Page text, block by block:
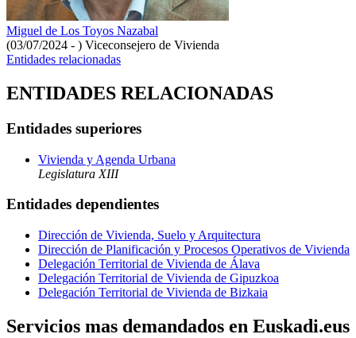
Miguel de Los Toyos Nazabal
(03/07/2024 - ) Viceconsejero de Vivienda
Entidades relacionadas
ENTIDADES RELACIONADAS
Entidades superiores
Vivienda y Agenda Urbana
Legislatura XIII
Entidades dependientes
Dirección de Vivienda, Suelo y Arquitectura
Dirección de Planificación y Procesos Operativos de Vivienda
Delegación Territorial de Vivienda de Álava
Delegación Territorial de Vivienda de Gipuzkoa
Delegación Territorial de Vivienda de Bizkaia
Servicios mas demandados en Euskadi.eus